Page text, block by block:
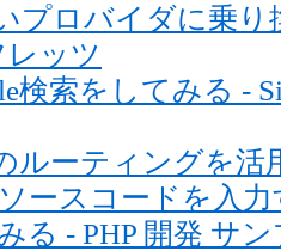
プロバイダに乗
レッツ
検索をしてみる -
ルーティングを活
ースコードを入
る - PHP 開発 サ